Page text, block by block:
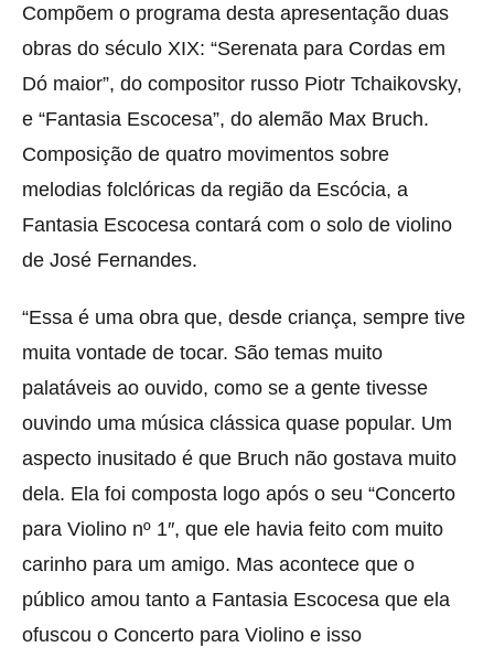
Compõem o programa desta apresentação duas
obras do século XIX: “Serenata para Cordas em
Dó maior”, do compositor russo Piotr Tchaikovsky,
e “Fantasia Escocesa”, do alemão Max Bruch.
Composição de quatro movimentos sobre
melodias folclóricas da região da Escócia, a
Fantasia Escocesa contará com o solo de violino
de José Fernandes.
“Essa é uma obra que, desde criança, sempre tive
muita vontade de tocar. São temas muito
palatáveis ao ouvido, como se a gente tivesse
ouvindo uma música clássica quase popular. Um
aspecto inusitado é que Bruch não gostava muito
dela. Ela foi composta logo após o seu “Concerto
para Violino nº 1″, que ele havia feito com muito
carinho para um amigo. Mas acontece que o
público amou tanto a Fantasia Escocesa que ela
ofuscou o Concerto para Violino e isso